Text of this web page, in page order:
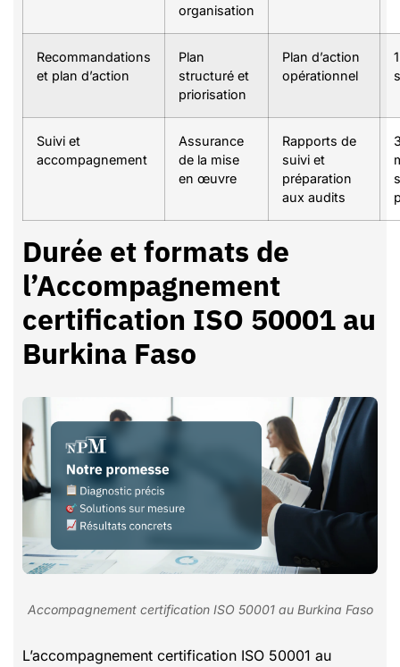
organisation
Recommandations
et plan d’action
Plan
structuré et
priorisation
Plan d’action
opérationnel
Suivi et
accompagnement
Assurance
de la mise
en œuvre
Rapports de
suivi et
préparation
aux audits
Durée et formats de
l’Accompagnement
certification ISO 50001 au
Burkina Faso
Accompagnement certification ISO 50001 au Burkina Faso
L’accompagnement certification ISO 50001 au